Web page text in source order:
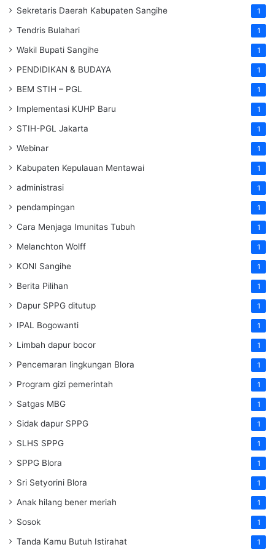
Sekretaris Daerah Kabupaten Sangihe 1
Tendris Bulahari 1
Wakil Bupati Sangihe 1
PENDIDIKAN & BUDAYA 1
BEM STIH – PGL 1
Implementasi KUHP Baru 1
STIH-PGL Jakarta 1
Webinar 1
Kabupaten Kepulauan Mentawai 1
administrasi 1
pendampingan 1
Cara Menjaga Imunitas Tubuh 1
Melanchton Wolff 1
KONI Sangihe 1
Berita Pilihan 1
Dapur SPPG ditutup 1
IPAL Bogowanti 1
Limbah dapur bocor 1
Pencemaran lingkungan Blora 1
Program gizi pemerintah 1
Satgas MBG 1
Sidak dapur SPPG 1
SLHS SPPG 1
SPPG Blora 1
Sri Setyorini Blora 1
Anak hilang bener meriah 1
Sosok 1
Tanda Kamu Butuh Istirahat 1